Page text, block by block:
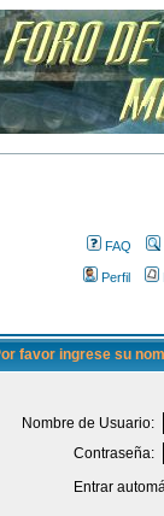
FAQ
Perfil
favor ingrese su
Nombre de Usuario:
Contraseña:
Entrar